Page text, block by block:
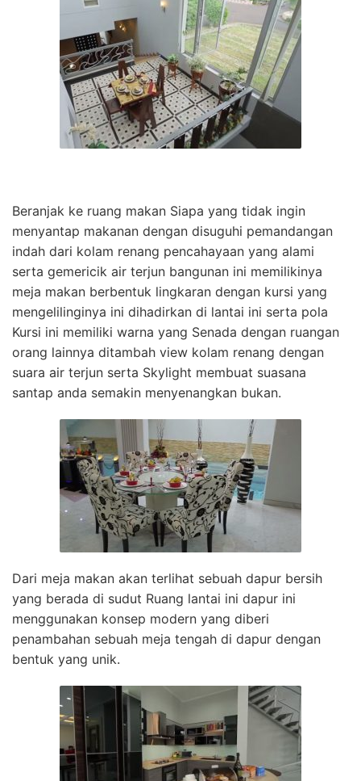
Beranjak ke ruang makan Siapa yang tidak ingin
menyantap makanan dengan disuguhi pemandangan
indah dari kolam renang pencahayaan yang alami
serta gemericik air terjun bangunan ini memilikinya
meja makan berbentuk lingkaran dengan kursi yang
mengelilinginya ini dihadirkan di lantai ini serta pola
Kursi ini memiliki warna yang Senada dengan ruangan
orang lainnya ditambah view kolam renang dengan
suara air terjun serta Skylight membuat suasana
santap anda semakin menyenangkan bukan.
Dari meja makan akan terlihat sebuah dapur bersih
yang berada di sudut Ruang lantai ini dapur ini
menggunakan konsep modern yang diberi
penambahan sebuah meja tengah di dapur dengan
bentuk yang unik.